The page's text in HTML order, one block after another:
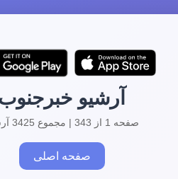
آرشیو
صفحه 1 از 343 | مجموع 3425 آرشیو
صفحه اصلی